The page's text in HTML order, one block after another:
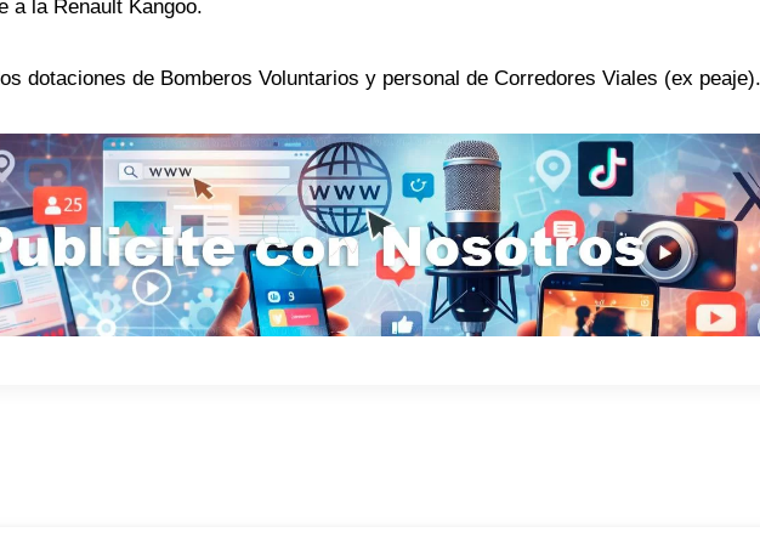
a la Renault Kangoo.
dotaciones de Bomberos Voluntarios y personal de Corredores Viales (ex